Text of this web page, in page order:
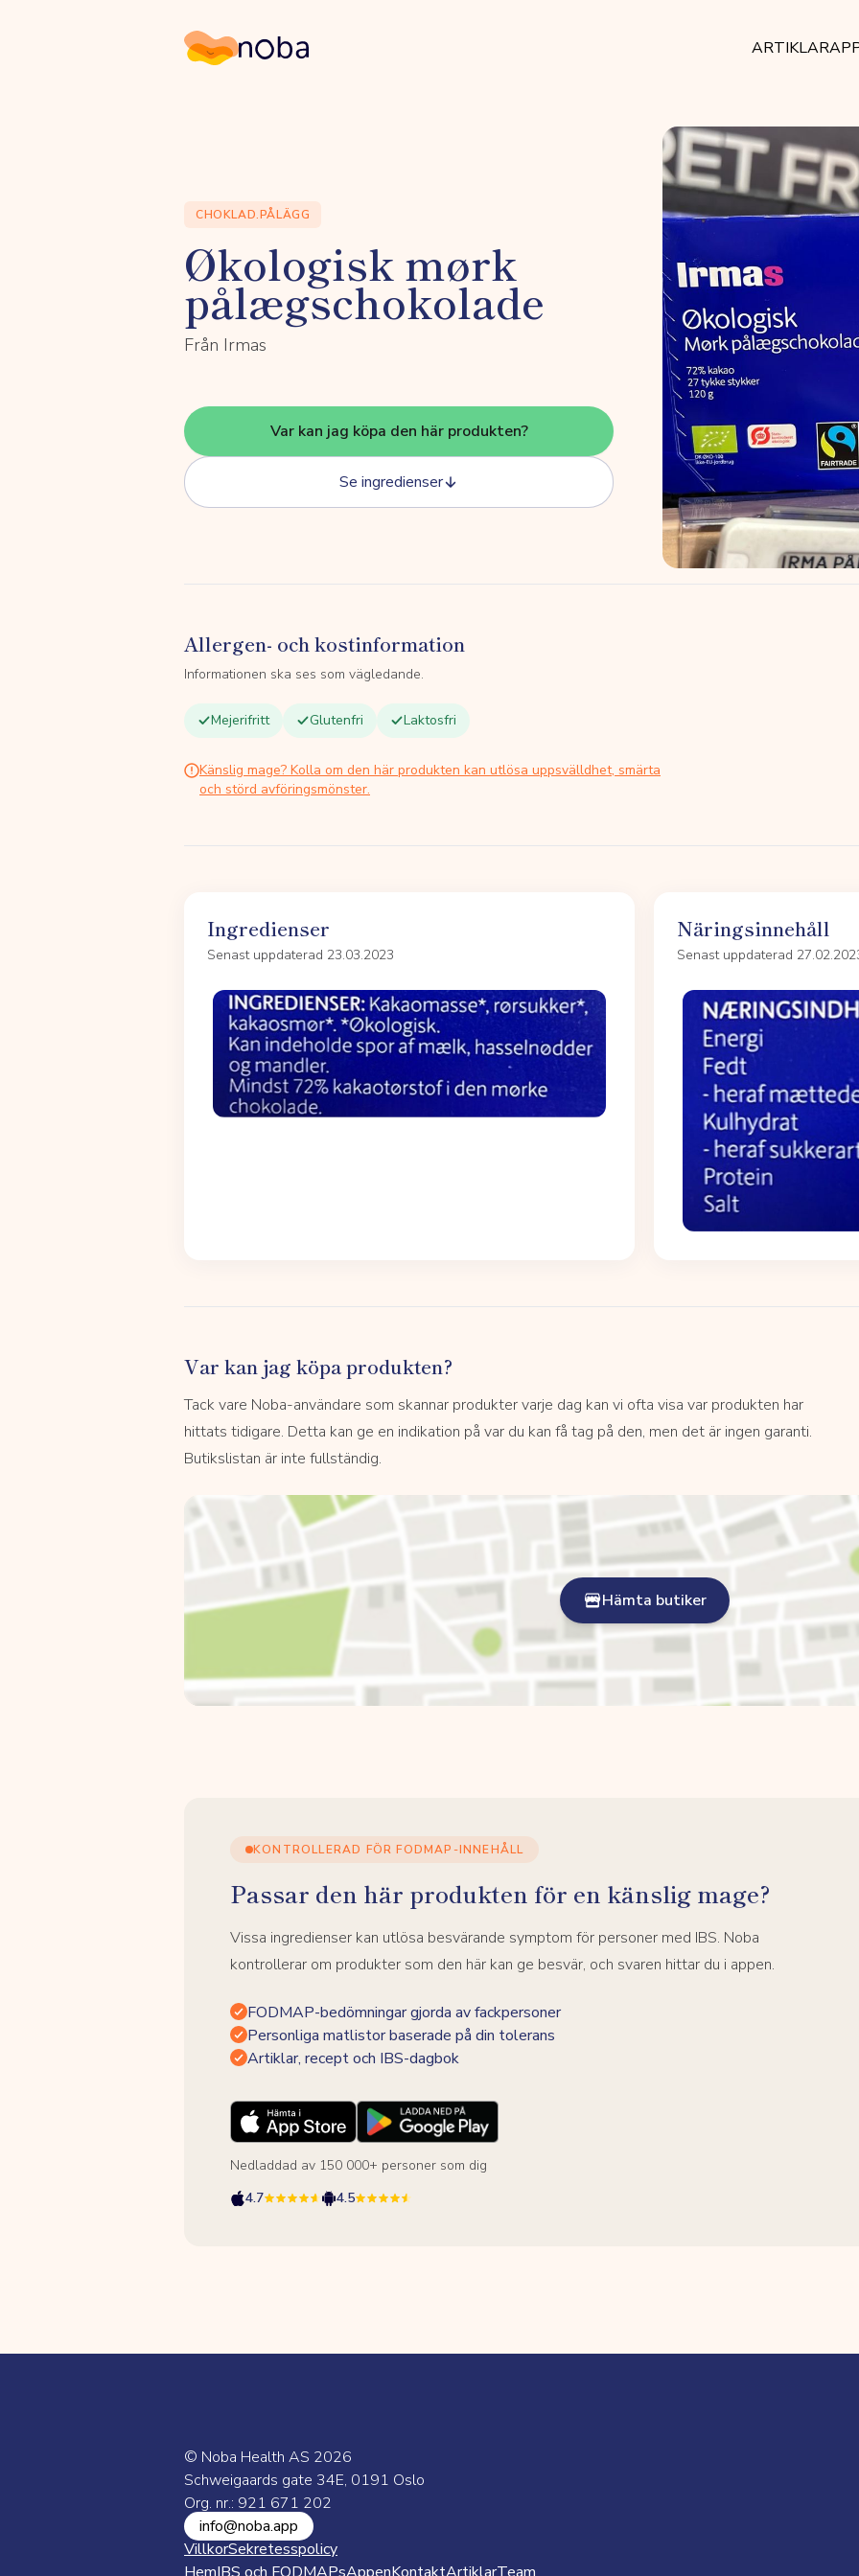
Noba ARTIKLAR
CHOKLAD.PÅLÄGG
Økologisk mørk
pålægschokolade
Från Irmas
Var kan jag köpa den här produkten?
Se ingredienser
Allergen- och kostinformation
Informationen ska ses som vägledande.
Mejerifritt Glutenfri Laktosfri
Känslig mage? Kolla om den här produkten kan utlösa uppsvälldhet, smärta
och störd avföringsmönster.
Ingredienser
Senast uppdaterad 23.03.2023
Näringsinnehåll
Senast uppdaterad
Var kan jag köpa produkten?
Tack vare Noba-användare som skannar produkter varje dag kan vi ofta visa var produkten har
hittats tidigare. Detta kan ge en indikation på var du kan få tag på den, men det är ingen garanti.
Butikslistan är inte fullständig.
Hämta butiker
KONTROLLERAD FÖR FODMAP-INNEHÅLL
Passar den här produkten för en känslig mage?
Vissa ingredienser kan utlösa besvärande symptom för personer med IBS. Noba
kontrollerar om produkter som den här kan ge besvär, och svaren hittar du i appen.
FODMAP-bedömningar gjorda av fackpersoner
Personliga matlistor baserade på din tolerans
Artiklar, recept och IBS-dagbok
Nedladdad av 150 000+ personer som dig
4.7
4.5
© Noba Health AS 2026
Schweigaards gate 34E, 0191 Oslo
Org. nr.: 921 671 202
info@noba.app
VillkorSekretesspolicy